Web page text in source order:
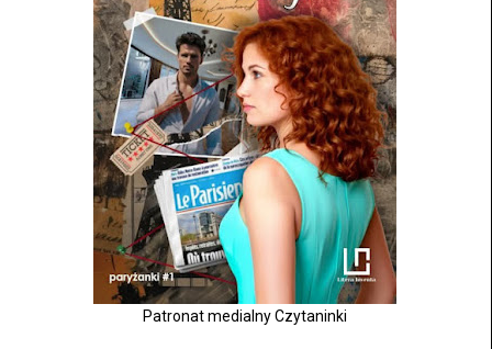
Patronat medialny Czytaninki